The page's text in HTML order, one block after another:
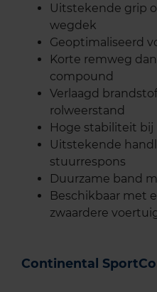
Uitstekende grip
wegdek
Geoptimaliseerd
Korte remweg
compound
Verlaagd
rolweerstand
Hoge stabiliteit
Uitstekende
stuurrespons
Duurzame band
Beschikbaar met
zwaardere
Continental